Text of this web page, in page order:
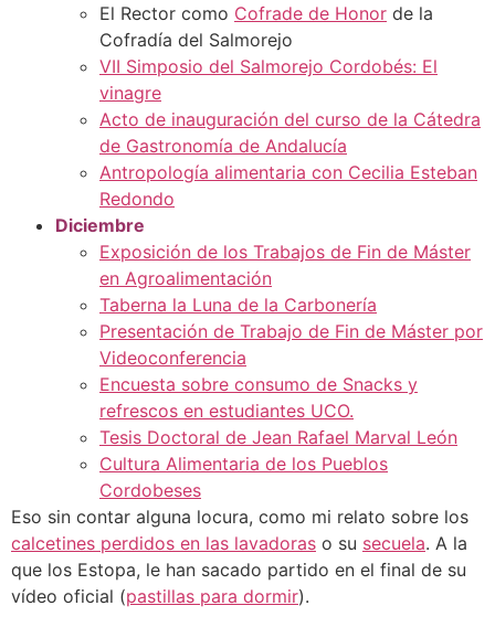
El Rector como Cofrade de Honor de la
Cofradía del Salmorejo
VII Simposio del Salmorejo Cordobés: El
vinagre
Acto de inauguración del curso de la Cátedra
de Gastronomía de Andalucía
Antropología alimentaria con Cecilia Esteban
Redondo
Diciembre
Exposición de los Trabajos de Fin de Máster
en Agroalimentación
Taberna la Luna de la Carbonería
Presentación de Trabajo de Fin de Máster por
Videoconferencia
Encuesta sobre consumo de Snacks y
refrescos en estudiantes UCO.
Tesis Doctoral de Jean Rafael Marval León
Cultura Alimentaria de los Pueblos
Cordobeses
Eso sin contar alguna locura, como mi relato sobre los
calcetines perdidos en las lavadoras o su secuela. A la
que los Estopa, le han sacado partido en el final de su
vídeo oficial (pastillas para dormir).